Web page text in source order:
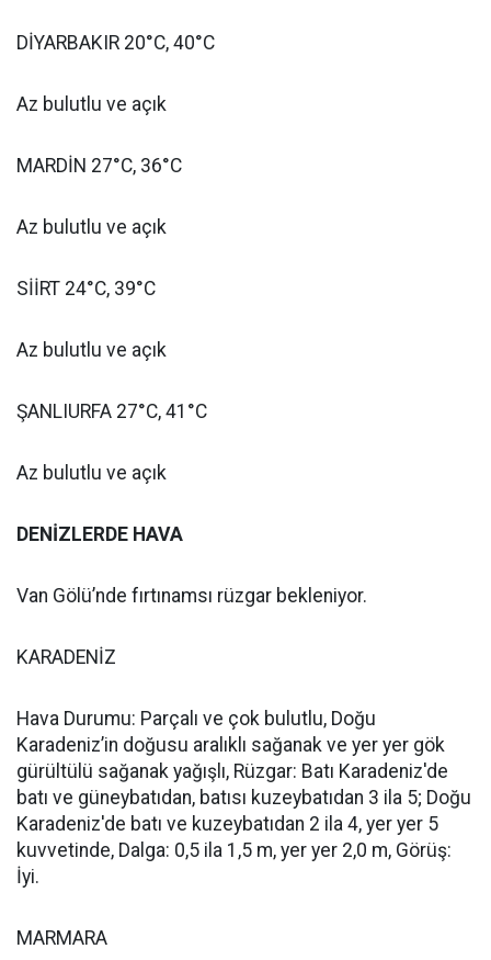
DİYARBAKIR 20°C, 40°C
Az bulutlu ve açık
MARDİN 27°C, 36°C
Az bulutlu ve açık
SİİRT 24°C, 39°C
Az bulutlu ve açık
ŞANLIURFA 27°C, 41°C
Az bulutlu ve açık
DENİZLERDE HAVA
Van Gölü’nde fırtınamsı rüzgar bekleniyor.
KARADENİZ
Hava Durumu: Parçalı ve çok bulutlu, Doğu
Karadeniz’in doğusu aralıklı sağanak ve yer yer gök
gürültülü sağanak yağışlı, Rüzgar: Batı Karadeniz'de
batı ve güneybatıdan, batısı kuzeybatıdan 3 ila 5; Doğu
Karadeniz'de batı ve kuzeybatıdan 2 ila 4, yer yer 5
kuvvetinde, Dalga: 0,5 ila 1,5 m, yer yer 2,0 m, Görüş:
İyi.
MARMARA